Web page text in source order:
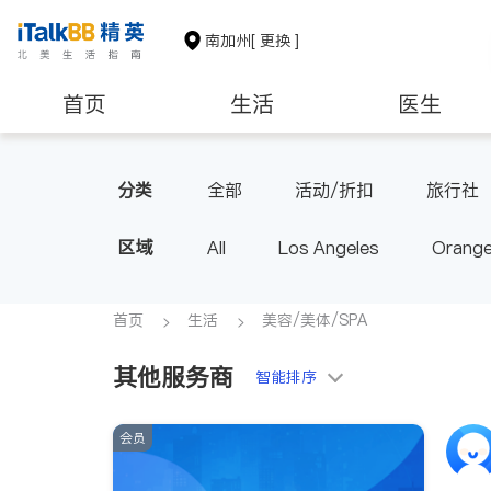
南加州[ 更换 ]
首页 生活 医生
分类 全部 活动/折扣 旅行社
区域 All Los Angeles
Inyo & San Bernardino
首页 生活 美容/美体/SPA
其他服务商 智能排序
会员